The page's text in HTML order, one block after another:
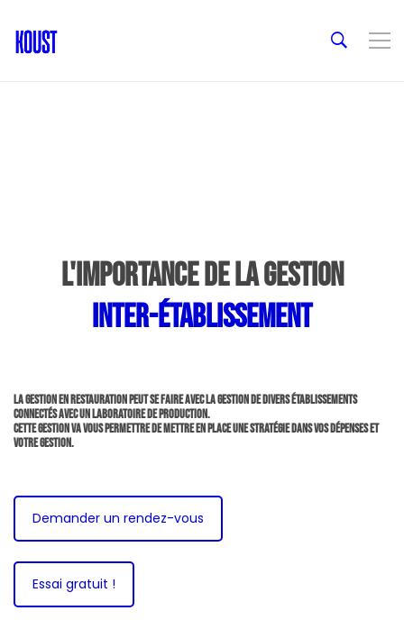
L'importance de la gestion
inter-établissement
La gestion en restauration peut se faire avec la gestion de divers établissements
connectés avec un laboratoire de production.
Cette gestion va vous permettre de mettre en place une stratégie dans vos dépenses et
votre gestion.
Demander un rendez-vous
Essai gratuit !